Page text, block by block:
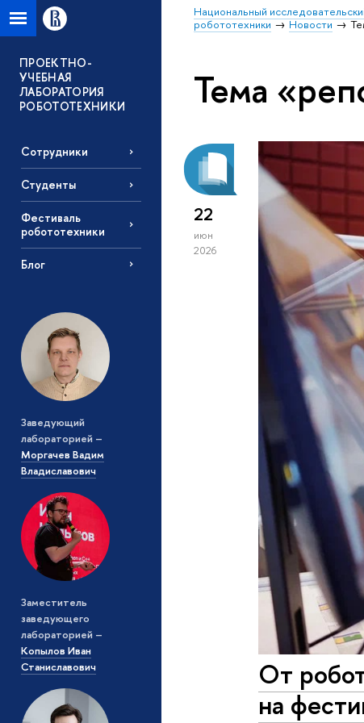
Национальный
робототехники
Новости
ПРОЕКТНО-
УЧЕБНАЯ
ЛАБОРАТОРИЯ
РОБОТОТЕХНИКИ
Сотрудники
Студенты
Фестиваль
робототехники
Блог
Заведующий
лабораторией –
Моргачев Вадим
Владиславович
Заместитель
заведующего
лабораторией –
Копылов Иван
Станиславович
Тема
22
июн
2026
От
на